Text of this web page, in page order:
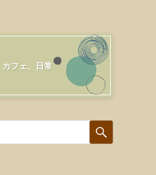
カフェ、日常